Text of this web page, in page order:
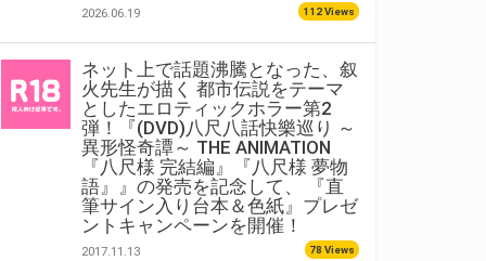
2026.06.19 112 Views
ネット上で話題沸騰となった、叙
火先生が描く 都市伝説をテーマ
としたエロティックホラー第2
弾！『(DVD)八尺八話快樂巡り ～
異形怪奇譚～ THE ANIMATION
『八尺様 完結編』『八尺様 夢物
語』』の発売を記念して、 『直
筆サイン入り台本＆色紙』プレゼ
ントキャンペーンを開催！
2017.11.13 78 Views